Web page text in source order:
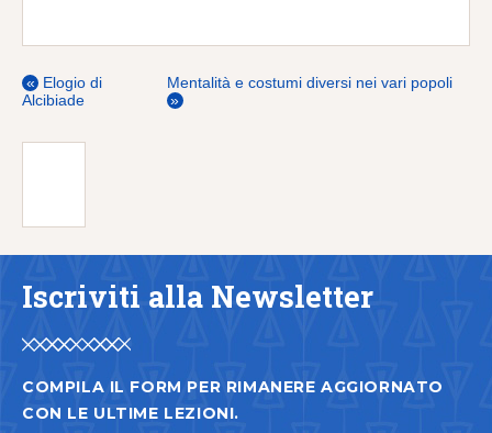
« Elogio di
Alcibiade
Mentalità e costumi diversi nei vari popoli
»
Iscriviti alla Newsletter
COMPILA IL FORM PER RIMANERE AGGIORNATO
CON LE ULTIME LEZIONI.